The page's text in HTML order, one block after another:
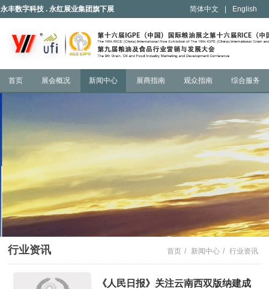
永丰数字科技 . 永红展业集团旗下展 简体中文 English
首页 展会概况 新闻中心 展商指南 观众指南 综合服务
行业资讯 首页 / 新闻中心 / 行业资讯
《人民日报》关注云南西双版纳建成